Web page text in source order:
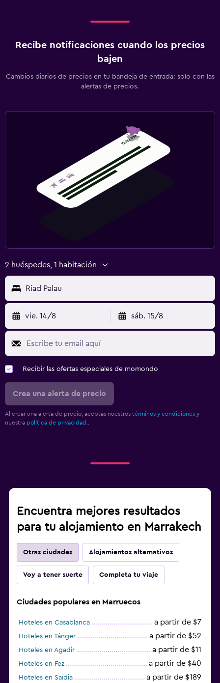
Recibe notificaciones cuando los precios
bajen
Cambios diarios de precios en tu bandeja de entrada: solo con las
alertas de precios.
2 huéspedes, 1 habitación
Riad Palau
vie. 14/8 sáb. 15/8
Recibir las ofertas especiales de momondo
Crea una alerta de precio
Al crear una alerta de precio, aceptas nuestros términos y condiciones y
nuestra política de privacidad.
Encuentra mejores resultados
para tu alojamiento en Marrakech
Otras ciudades Alojamientos alternativos
Voy a tener suerte Completa tu viaje
Ciudades populares en Marruecos
Hoteles en Casablanca a partir de $7
Hoteles en Tánger a partir de $52
Hoteles en Agadir a partir de $11
Hoteles en Fez a partir de $40
Hoteles en Saïdia a partir de $189